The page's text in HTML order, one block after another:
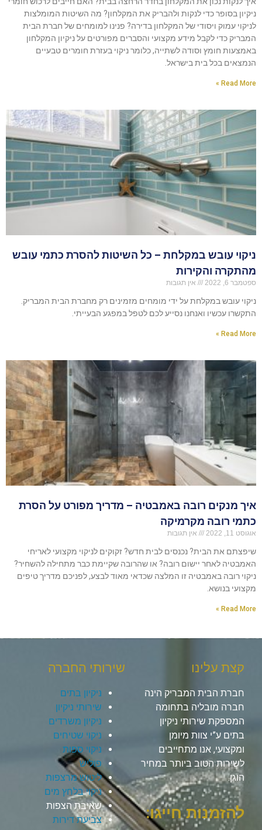
ניקיון בסופר כדי לנקות ולהבריק את המקלחון? מה השיטות המומלצות
לניקוי עמוק ויסודי של המקלחון בדירה? פנינו למומחים של חברת הבית
המבריק כדי לקבל מידע מקצועי והסברים מפורטים על ניקיון המקלחון
באמצעות חומץ וסודה לשתייה, כלומר ניקוי בעזרת חומרים טבעיים
הנמצאים בכל בית בישראל.
Read More »
ניקוי עובש במקלחת – כל השיטות להסרת כתמי עובש
מהתקרה והקירות
ספטמבר 6, 2022 אין תגובות
ניקוי עובש במקלחת על ידי מומחים מזמינים רק מחברת הבית המבריק.
התקשרו עכשיו ואנחנו נסייע לכם לטפל במפגע הבעייתי.
Read More »
איך מנקים רובה באמבטיה – מדריך מפורט על הסרת
כתמי רובה מקרמיקה
אוגוסט 11, 2022 אין תגובות
שיפצתם את הבית? נכנסים לבית חדש? זקוקים לניקוי מקצועי לאריחי
האמבטיה לאחר יישום רובה? או שהרובה שקיימת כבר מתחילה להשחיר?
ניקוי רובה באמבטיה זו המלצה שכדאי מאוד לבצע, לפניכם מדריך טיפים
מקצועי בנושא.
Read More »
קצת עלינו
חברת הבית המבריק הינה
חברה מובליה בתחומה
המספקת שירותי ניקיון
בתים ע”י צוות מיומן
ומקצועי, אנו מתחייבים
לשירות הטוב ביותר במחיר
הוגן.
להזמנות חייגו:
שירותי החברה
ניקיון בתים
שירותי ניקיון
ניקיון משרדים
ניקוי שטיחים
ניקוי ספות
פוליש
ליטוש מרצפות
ניקוי בלחץ מים
שאיבת הצפות
צביעת דירות